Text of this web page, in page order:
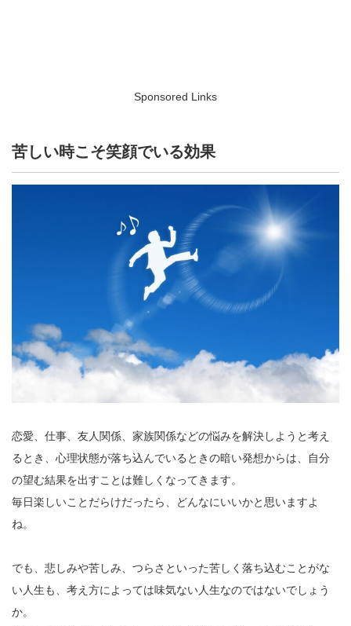
Sponsored Links
苦しい時こそ笑顔でいる効果
恋愛、仕事、友人関係、家族関係などの悩みを解決しようと考え
るとき、心理状態が落ち込んでいるときの暗い発想からは、自分
の望む結果を出すことは難しくなってきます。
毎日楽しいことだらけだったら、どんなにいいかと思いますよ
ね。
でも、悲しみや苦しみ、つらさといった苦しく落ち込むことがな
い人生も、考え方によっては味気ない人生なのではないでしょう
か。